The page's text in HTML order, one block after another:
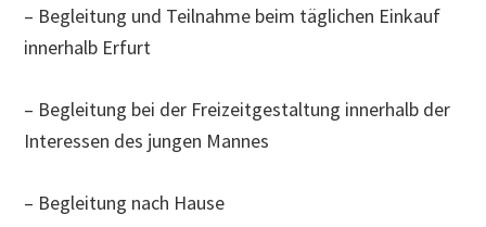
– Begleitung und Teilnahme beim täglichen Einkauf
innerhalb Erfurt
– Begleitung bei der Freizeitgestaltung innerhalb der
Interessen des jungen Mannes
– Begleitung nach Hause